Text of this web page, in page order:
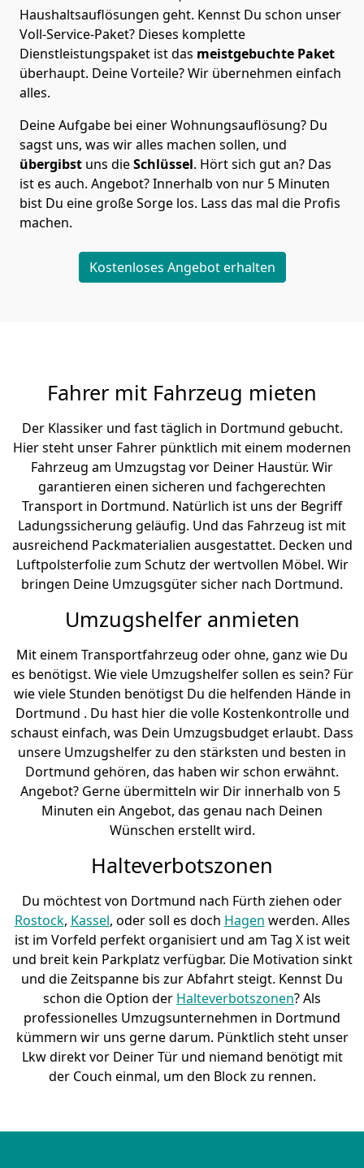
Haushaltsauflösungen geht. Kennst Du schon unser
Voll-Service-Paket? Dieses komplette
Dienstleistungspaket ist das meistgebuchte Paket
überhaupt. Deine Vorteile? Wir übernehmen einfach
alles.
Deine Aufgabe bei einer Wohnungsauflösung? Du
sagst uns, was wir alles machen sollen, und
übergibst uns dieSchlüssel. Hört sich gut an? Das
ist es auch. Angebot? Innerhalb von nur 5 Minuten
bist Du eine große Sorge los. Lass das mal die Profis
machen.
Kostenloses Angebot erhalten
Fahrer mit Fahrzeug mieten
Der Klassiker und fast täglich in Dortmund gebucht.
Hier steht unser Fahrer pünktlich mit einem modernen
Fahrzeug am Umzugstag vor Deiner Haustür. Wir
garantieren einen sicheren und fachgerechten
Transport in Dortmund. Natürlich ist uns der Begriff
Ladungssicherung geläufig. Und das Fahrzeug ist mit
ausreichend Packmaterialien ausgestattet. Decken und
Luftpolsterfolie zum Schutz der wertvollen Möbel. Wir
bringen Deine Umzugsgüter sicher nach Dortmund.
Umzugshelfer anmieten
Mit einem Transportfahrzeug oder ohne, ganz wie Du
es benötigst. Wie viele Umzugshelfer sollen es sein? Für
wie viele Stunden benötigst Du die helfenden Hände in
Dortmund . Du hast hier die volle Kostenkontrolle und
schaust einfach, was Dein Umzugsbudget erlaubt. Dass
unsere Umzugshelfer zu den stärksten und besten in
Dortmund gehören, das haben wir schon erwähnt.
Angebot? Gerne übermitteln wir Dir innerhalb von 5
Minuten ein Angebot, das genau nach Deinen
Wünschen erstellt wird.
Halteverbotszonen
Du möchtest von Dortmund nach Fürth ziehen oder
Rostock, Kassel, oder soll es doch Hagen werden. Alles
ist im Vorfeld perfekt organisiert und am Tag X ist weit
und breit kein Parkplatz verfügbar. Die Motivation sinkt
und die Zeitspanne bis zur Abfahrt steigt. Kennst Du
schon die Option der Halteverbotszonen? Als
professionelles Umzugsunternehmen in Dortmund
kümmern wir uns gerne darum. Pünktlich steht unser
Lkw direkt vor Deiner Tür und niemand benötigt mit
der Couch einmal, um den Block zu rennen.